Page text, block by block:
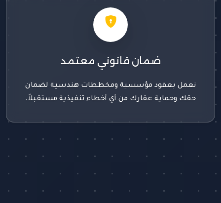
ضمان قانوني معتمد
نعمل بعقود مؤسسية ومخططات هندسية لضمان
حقك وحماية عقارك من أي أخطاء تنفيذية مستقبلاً.